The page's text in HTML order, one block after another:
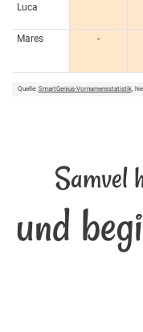
Luca
Mares
-
Quelle: SmartGenius-Vornamensstatistik,
Samvel
und